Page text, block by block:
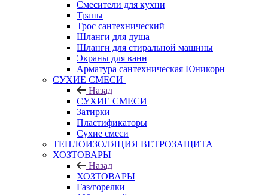
Смесители для кухни
Трапы
Трос сантехнический
Шланги для душа
Шланги для стиральной машины
Экраны для ванн
Арматура сантехническая Юникорн
СУХИЕ СМЕСИ
Назад
СУХИЕ СМЕСИ
Затирки
Пластификаторы
Сухие смеси
ТЕПЛОИЗОЛЯЦИЯ ВЕТРОЗАЩИТА
ХОЗТОВАРЫ
Назад
ХОЗТОВАРЫ
Газ/горелки